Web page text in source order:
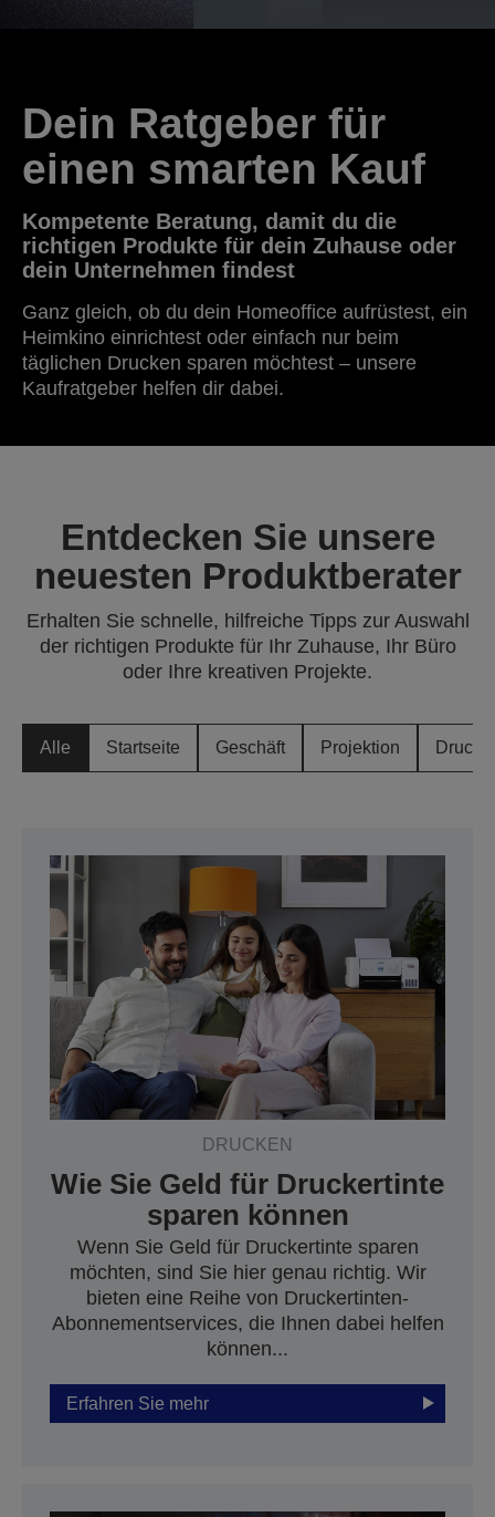
Dein Ratgeber für
einen smarten Kauf
Kompetente Beratung, damit du die
richtigen Produkte für dein Zuhause oder
dein Unternehmen findest
Ganz gleich, ob du dein Homeoffice aufrüstest, ein
Heimkino einrichtest oder einfach nur beim
täglichen Drucken sparen möchtest – unsere
Kaufratgeber helfen dir dabei.
Entdecken Sie unsere
neuesten Produktberater
Erhalten Sie schnelle, hilfreiche Tipps zur Auswahl
der richtigen Produkte für Ihr Zuhause, Ihr Büro
oder Ihre kreativen Projekte.
Alle Startseite Geschäft Projektion
DRUCKEN
Wie Sie Geld für Druckertinte
sparen können
Wenn Sie Geld für Druckertinte sparen
möchten, sind Sie hier genau richtig. Wir
bieten eine Reihe von Druckertinten-
Abonnementservices, die Ihnen dabei helfen
können...
Erfahren Sie mehr